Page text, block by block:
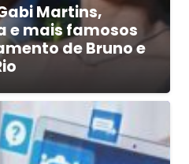
Martins,
e mais famosos
de Bruno e